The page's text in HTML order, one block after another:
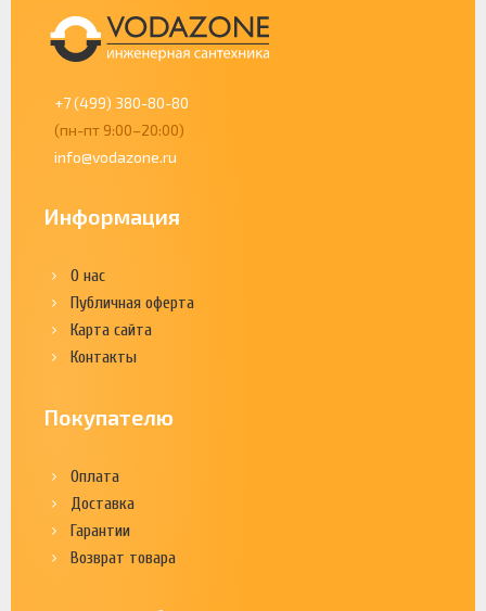
+7 (499) 380-80-80
(пн-пт 9:00–20:00)
info@vodazone.ru
Информация
О нас
Публичная оферта
Карта сайта
Контакты
Покупателю
Оплата
Доставка
Гарантии
Возврат товара